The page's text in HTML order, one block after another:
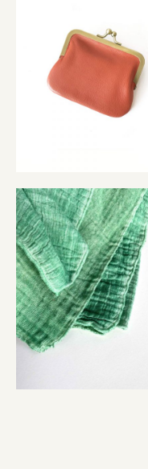
41,00€
adela pomelo
38,00€
foulard manzana